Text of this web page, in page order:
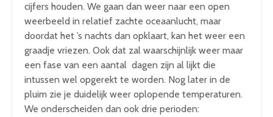
cijfers houden. We gaan dan weer naar een open
weerbeeld in relatief zachte oceaanlucht, maar
doordat het ’s nachts dan opklaart, kan het weer een
graadje vriezen. Ook dat zal waarschijnlijk weer maar
een fase van een aantal dagen zijn al lijkt die
intussen wel opgerekt te worden. Nog later in de
pluim zie je duidelijk weer oplopende temperaturen.
We onderscheiden dan ook drie perioden: